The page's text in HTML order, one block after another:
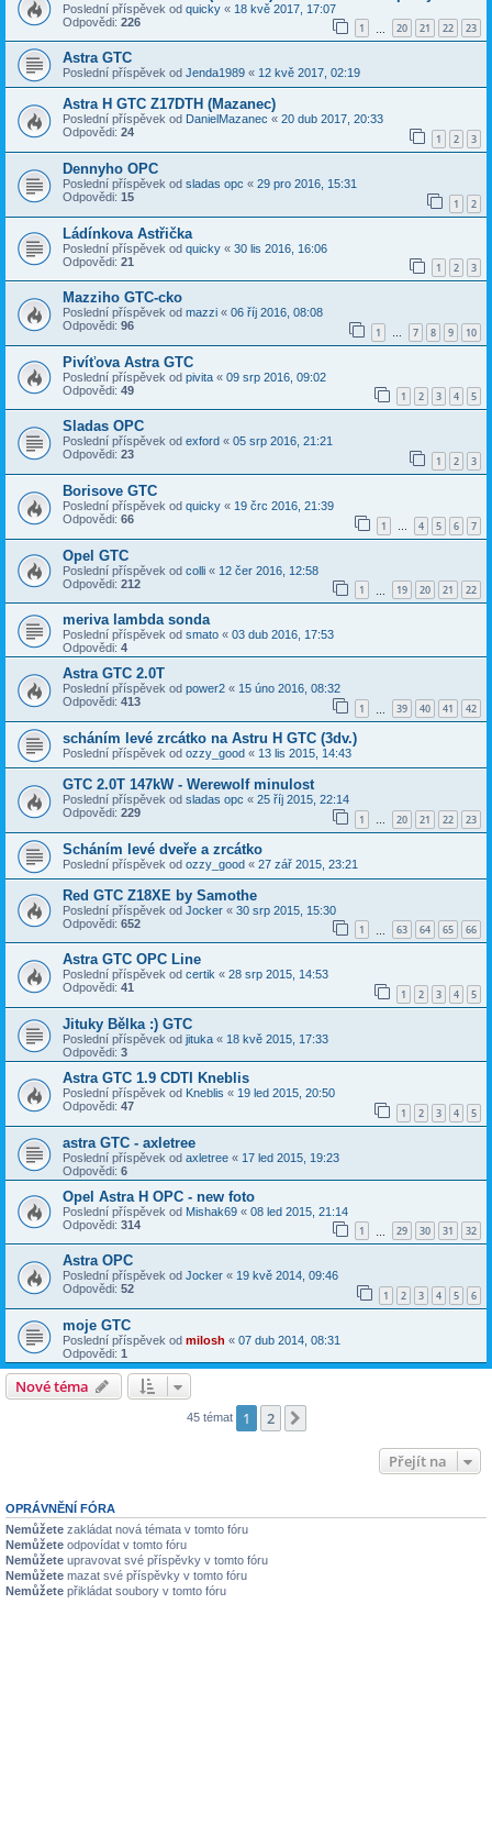
Poslední příspěvek od quicky « 18 kvě 2017, 17:07
Odpovědi: 226 1 20 21 22 23
Astra GTC
Poslední příspěvek od Jenda1989 « 12 kvě 2017, 02:19
Astra H GTC Z17DTH (Mazanec)
Poslední příspěvek od DanielMazanec « 20 dub 2017, 20:33
Odpovědi: 24 1 2 3
Dennyho OPC
Poslední příspěvek od sladas opc « 29 pro 2016, 15:31
Odpovědi: 15 1 2
Ládínkova Astřička
Poslední příspěvek od quicky « 30 lis 2016, 16:06
Odpovědi: 21 1 2 3
Mazziho GTC-cko
Poslední příspěvek od mazzi « 06 říj 2016, 08:08
Odpovědi: 96 1 … 7 8 9 10
Pivíťova Astra GTC
Poslední příspěvek od pivita « 09 srp 2016, 09:02
Odpovědi: 49 1 2 3 4 5
Sladas OPC
Poslední příspěvek od exford « 05 srp 2016, 21:21
Odpovědi: 23 1 2 3
Borisove GTC
Poslední příspěvek od quicky « 19 črc 2016, 21:39
Odpovědi: 66 1 … 4 5 6 7
Opel GTC
Poslední příspěvek od colli « 12 čer 2016, 12:58
Odpovědi: 212 1 19 20 21 22
meriva lambda sonda
Poslední příspěvek od smato « 03 dub 2016, 17:53
Odpovědi: 4
Astra GTC 2.0T
Poslední příspěvek od power2 « 15 úno 2016, 08:32
Odpovědi: 413 1 39 40 41 42
scháním levé zrcátko na Astru H GTC (3dv.)
Poslední příspěvek od ozzy_good « 13 lis 2015, 14:43
GTC 2.0T 147kW - Werewolf minulost
Poslední příspěvek od sladas opc « 25 říj 2015, 22:14
Odpovědi: 229 1 … 20 21 22 23
Scháním levé dveře a zrcátko
Poslední příspěvek od ozzy_good « 27 zář 2015, 23:21
Red GTC Z18XE by Samothe
Poslední příspěvek od Jocker « 30 srp 2015, 15:30
Odpovědi: 652 1 63 64 65 66
Astra GTC OPC Line
Poslední příspěvek od certik « 28 srp 2015, 14:53
Odpovědi: 41 1 2 3 4 5
Jituky Bělka :) GTC
Poslední příspěvek od jituka « 18 kvě 2015, 17:33
Odpovědi: 3
Astra GTC 1.9 CDTI Kneblis
Poslední příspěvek od Kneblis « 19 led 2015, 20:50
Odpovědi: 47 1 2 3 4 5
astra GTC - axletree
Poslední příspěvek od axletree « 17 led 2015, 19:23
Odpovědi: 6
Opel Astra H OPC - new foto
Poslední příspěvek od Mishak69 « 08 led 2015, 21:14
Odpovědi: 314 1 29 30 31 32
Astra OPC
Poslední příspěvek od Jocker « 19 kvě 2014, 09:46
Odpovědi: 52 1 2 3 4 5 6
moje GTC
Poslední příspěvek od milosh « 07 dub 2014, 08:31
Odpovědi: 1
Nové téma
45 témat 1 2
Přejít na
OPRÁVNĚNÍ FÓRA
Nemůžete zakládat nová témata v tomto fóru
Nemůžete odpovídat v tomto fóru
Nemůžete upravovat své příspěvky v tomto fóru
Nemůžete mazat své příspěvky v tomto fóru
Nemůžete přikládat soubory v tomto fóru